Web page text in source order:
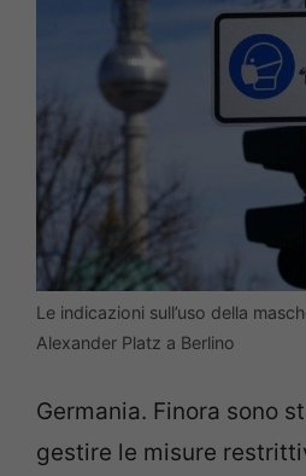
Le indicazioni sull’uso della
Alexander Platz a Berlino
Germania. Finora sono
gestire le misure